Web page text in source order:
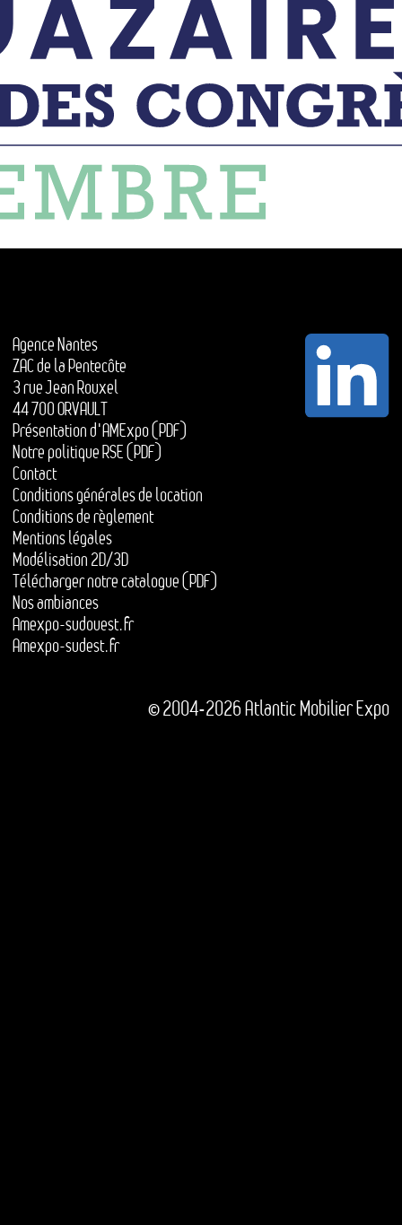
Agence Nantes
ZAC de la Pentecôte
3 rue Jean Rouxel
44 700 ORVAULT
Présentation d'AMExpo (PDF)
Notre politique RSE (PDF)
Contact
Conditions générales de location
Conditions de règlement
Mentions légales
Modélisation 2D/3D
Télécharger notre catalogue (PDF)
Nos ambiances
Amexpo-sudouest.fr
Amexpo-sudest.fr
© 2004-2026 Atlantic Mobilier Expo